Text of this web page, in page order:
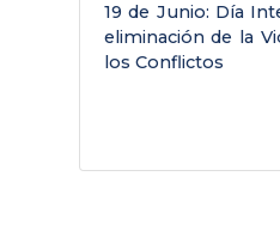
19 de Junio: Día
eliminación de la
los Conflictos